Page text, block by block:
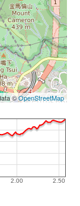
©OpenStreetMap